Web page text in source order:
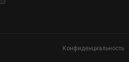
Конфиденциальность